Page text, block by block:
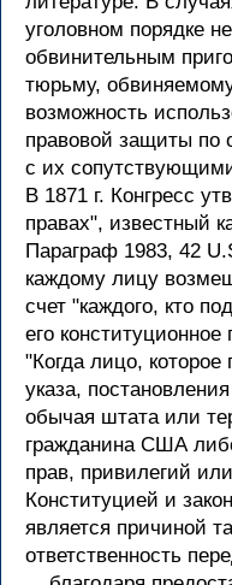
уголовном порядке
обвинительным
тюрьму,
возможность
правовой защиты по
с их
В 1871 г. Конгресс
правах", известный
Параграф 1983, 42
каждому лицу
счет "каждого, кто
его конституционное
"Когда лицо, которое
указа,
обычая штата или
гражданина США
прав, привилегий
Конституцией и
является причиной
ответственность